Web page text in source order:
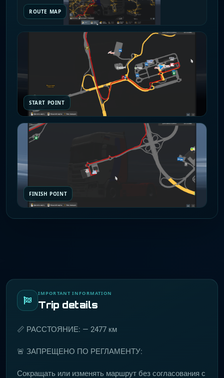
ROUTE MAP
START POINT
FINISH POINT
IMPORTANT INFORMATION
Trip details
📏 РАССТОЯНИЕ: — 2477 км
🚨 ЗАПРЕЩЕНО ПО РЕГЛАМЕНТУ:
Сокращать или изменять маршрут без согласования с